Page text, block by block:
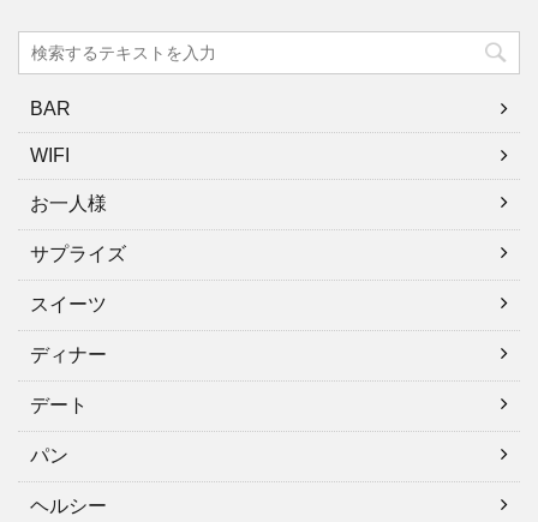
BAR
WIFI
お一人様
サプライズ
スイーツ
ディナー
デート
パン
ヘルシー